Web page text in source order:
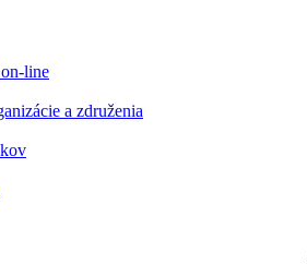
line
a združenia